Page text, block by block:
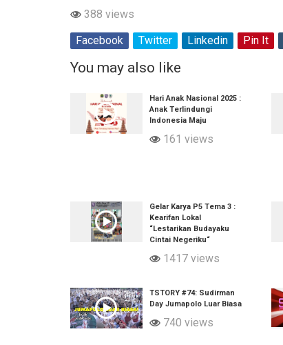
388 views
Facebook
Twitter Linkedin Pin It
You may also like
Hari Anak Nasional 2025 :
Anak Terlindungi
Indonesia Maju
161 views
Gelar Karya P5 Tema 3 :
Kearifan Lokal
“Lestarikan Budayaku
Cintai Negeriku“
1417 views
TSTORY #74: Sudirman
Day Jumapolo Luar Biasa
740 views